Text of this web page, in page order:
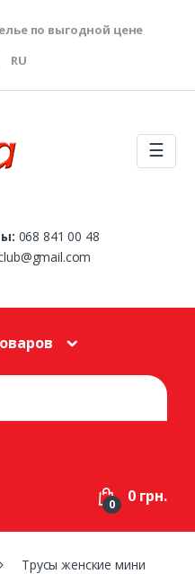
по выгодной цене
RU
☰
068 841 00 48
0 0 грн.
Трусы женские мини